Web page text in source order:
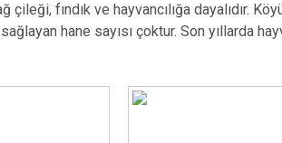
fındık ve hayvancılığa dayalıdır.
hane sayısı çoktur. Son yıllarda